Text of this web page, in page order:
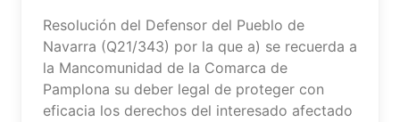
Resolución del Defensor del Pueblo de
Navarra (Q21/343) por la que a) se recuerda a
la Mancomunidad de la Comarca de
Pamplona su deber legal de proteger con
eficacia los derechos del interesado afectado